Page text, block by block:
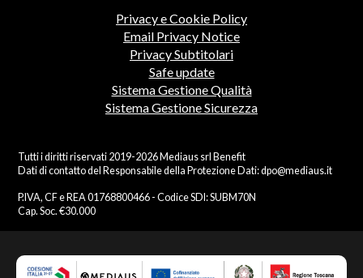
Privacy e Cookie Policy
Email Privacy Notice
Privacy Subtitolari
Safe update
Sistema Gestione Qualità
Sistema Gestione Sicurezza
Tutti i diritti riservati 2019-2026 Mediaus srl Benefit
Dati di contatto del Responsabile della Protezione Dati:dpo@mediaus.it
P.IVA, CF e REA 01768800466 - Codice SDI: SUBM70N
Cap. Soc. €30.000